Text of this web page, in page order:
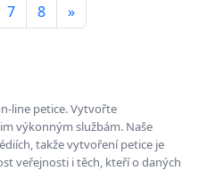
7 8 »
line petice. Vytvořte
výkonným službám. Naše
takže vytvoření petice je
veřejnosti i těch, kteří o daných